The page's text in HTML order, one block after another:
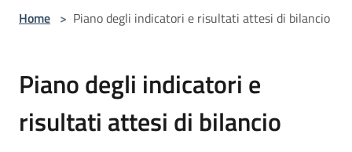
Home > Piano degli indicatori e risultati attesi di bilancio
Piano degli indicatori e
risultati attesi di bilancio